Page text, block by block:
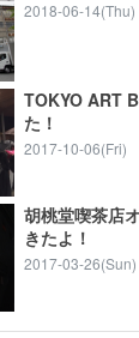
2018-06-14(Thu)
TOKYO ART
た！
2017-10-06(Fri)
胡桃堂喫茶店
きたよ！
2017-03-26(Sun)